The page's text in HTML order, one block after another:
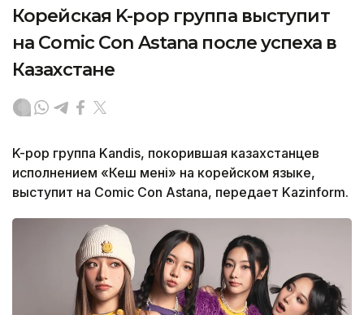
Корейская K-pop группа выступит
на Comic Con Astana после успеха в
Казахстане
K-pop группа Kandis, покорившая казахстанцев
исполнением «Кеш мені» на корейском языке,
выступит на Comic Con Astana, передает Kazinform.